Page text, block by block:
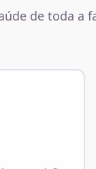
de toda a